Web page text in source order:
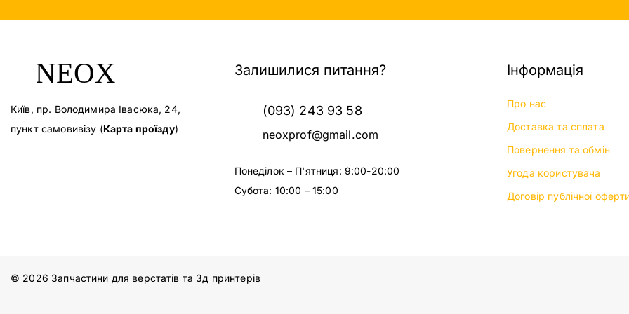
Київ, пр. Володимира Івасюка, 24,
пункт самовивізу (Карта проїзду)
Залишилися питання?
(093) 243 93 58
neoxprof@gmail.com
Понеділок – П'ятниця: 9:00-20:00
Субота: 10:00 – 15:00
Інформація
Про нас
Доставка та сплата
Повернення та обмін
Угода користувача
Договір публічної
© 2026 Запчастини для верстатів та 3д принтерів